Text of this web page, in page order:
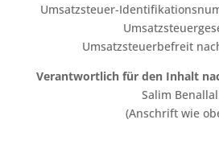
Umsatzsteuer-
Umsatzsteuerbefreit
Verantwortlich für den Inhalt
Salim Benallal
(Anschrift wie